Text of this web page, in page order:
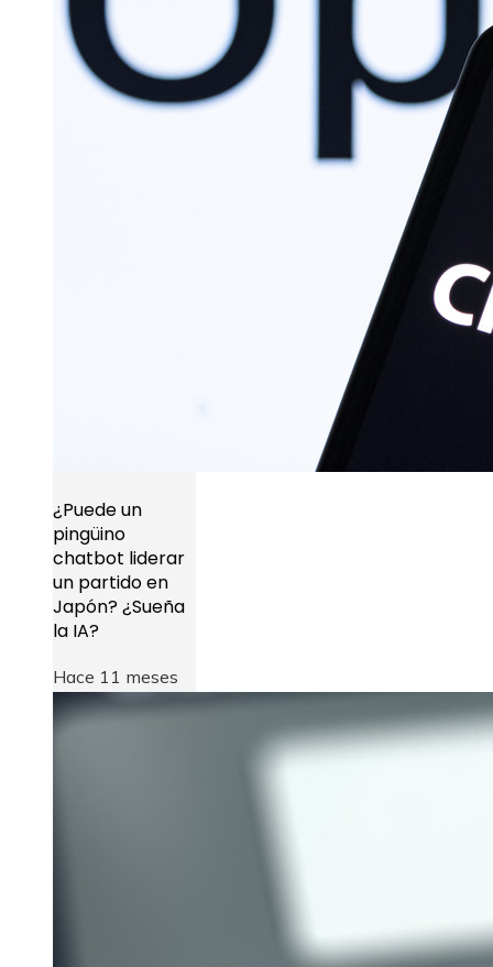
¿Puede un
pingüino
chatbot liderar
un partido en
Japón? ¿Sueña
la IA?
Hace 11 meses